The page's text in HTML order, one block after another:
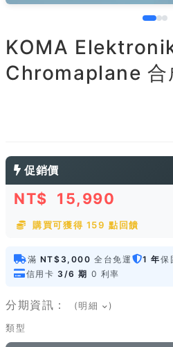
KOMA
Chromaplane 合
促銷價
NT$ 15,990
購買可獲得 159 點回饋
滿 NT$3,000 全台免運 1 年保
信用卡 3/6 期 0 利率
分期資訊： (明細 )
類型